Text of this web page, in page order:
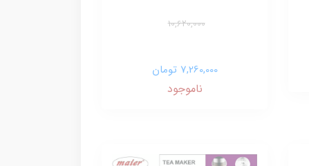
10,620,000
7,260,000 تومان
ناموجود